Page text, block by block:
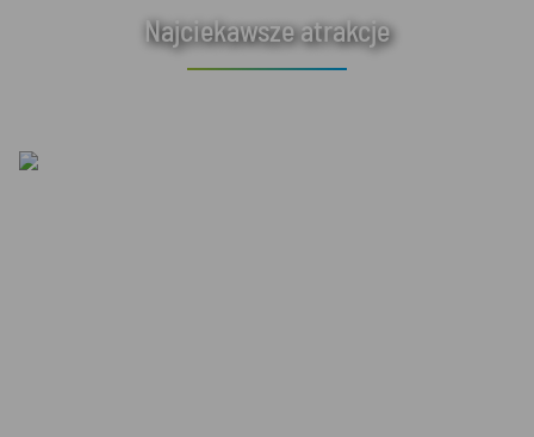
Najciekawsze atrakcje